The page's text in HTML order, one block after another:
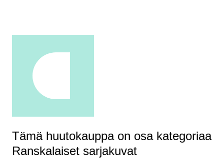
Tämä huutokauppa on osa kategoriaa
Ranskalaiset sarjakuvat